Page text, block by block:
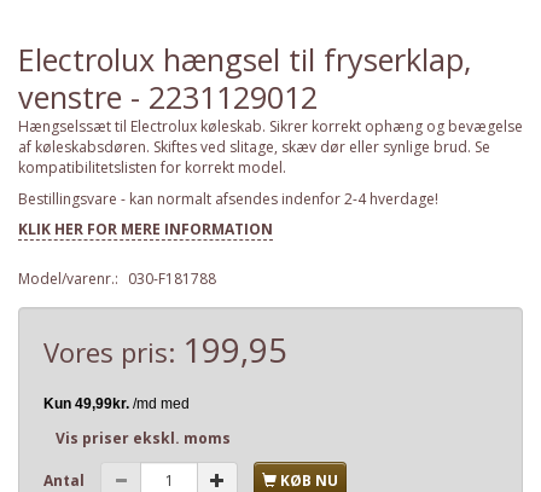
Electrolux hængsel til fryserklap,
venstre - 2231129012
Hængselssæt til Electrolux køleskab. Sikrer korrekt ophæng og bevægelse
af køleskabsdøren. Skiftes ved slitage, skæv dør eller synlige brud. Se
kompatibilitetslisten for korrekt model.
Bestillingsvare - kan normalt afsendes indenfor 2-4 hverdage!
KLIK HER FOR MERE INFORMATION
Model/varenr.: 030-F181788
Vores pris: 199,95
Vis priser ekskl. moms
Antal KØB NU